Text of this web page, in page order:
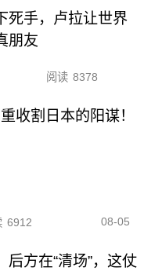
死手，卢拉让世界
朋友
阅读 8378
收割日本的阳谋！
6912 08-05
后方在“清场”，这仗